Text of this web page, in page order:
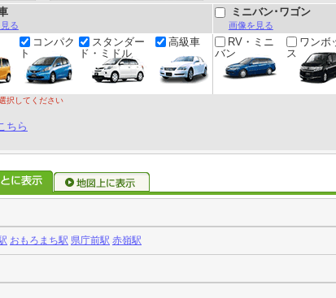
る
ミニバン･ワゴン
画像を見る
コンパク
ト
スタンダー
ド・ミドル
高級車
RV・ミニ
バン
ワンボ
ス
択してください
ちら
おもろまち駅 県庁前駅 赤嶺駅